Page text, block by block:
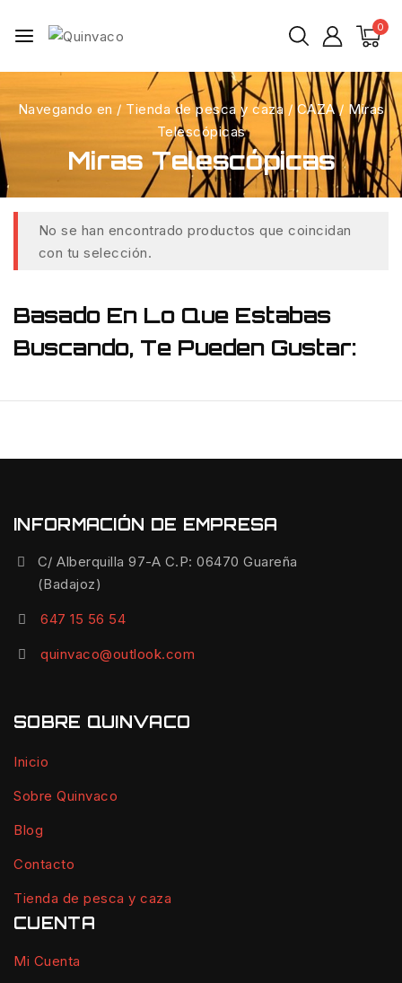
0
Navegando en / Tienda de pesca y caza / CAZA / Miras
Telescópicas
Miras Telescópicas
No se han encontrado productos que coincidan
con tu selección.
Basado En Lo Que Estabas
Buscando, Te Pueden Gustar:
INFORMACIÓN DE EMPRESA
C/ Alberquilla 97-A C.P: 06470 Guareña
(Badajoz)
647 15 56 54
quinvaco@outlook.com
SOBRE QUINVACO
Inicio
Sobre Quinvaco
Blog
Contacto
Tienda de pesca y caza
CUENTA
Mi Cuenta